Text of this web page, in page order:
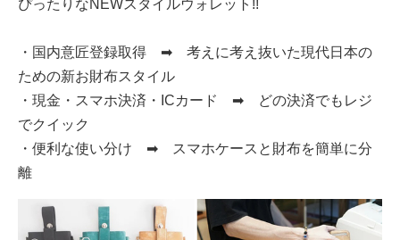
ぴったりなNEWスタイルウォレット!!
・国内意匠登録取得 ➡ 考えに考え抜いた現代日本の
ための新お財布スタイル
・現金・スマホ決済・ICカード ➡ どの決済でもレジ
でクイック
・便利な使い分け ➡ スマホケースと財布を簡単に分
離